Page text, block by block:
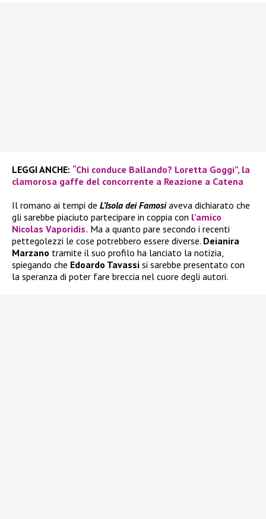
LEGGI ANCHE: “Chi conduce Ballando? Loretta Goggi”, la
clamorosa gaffe del concorrente a Reazione a Catena
Il romano ai tempi de L’Isola dei Famosiaveva dichiarato che
gli sarebbe piaciuto partecipare in coppia con l’amico
Nicolas Vaporidis. Ma a quanto pare secondo i recenti
pettegolezzi le cose potrebbero essere diverse. Deianira
Marzano tramite il suo profilo ha lanciato la notizia,
spiegando che Edoardo Tavassi si sarebbe presentato con
la speranza di poter fare breccia nel cuore degli autori.